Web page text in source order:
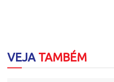
VEJATAMBÉM